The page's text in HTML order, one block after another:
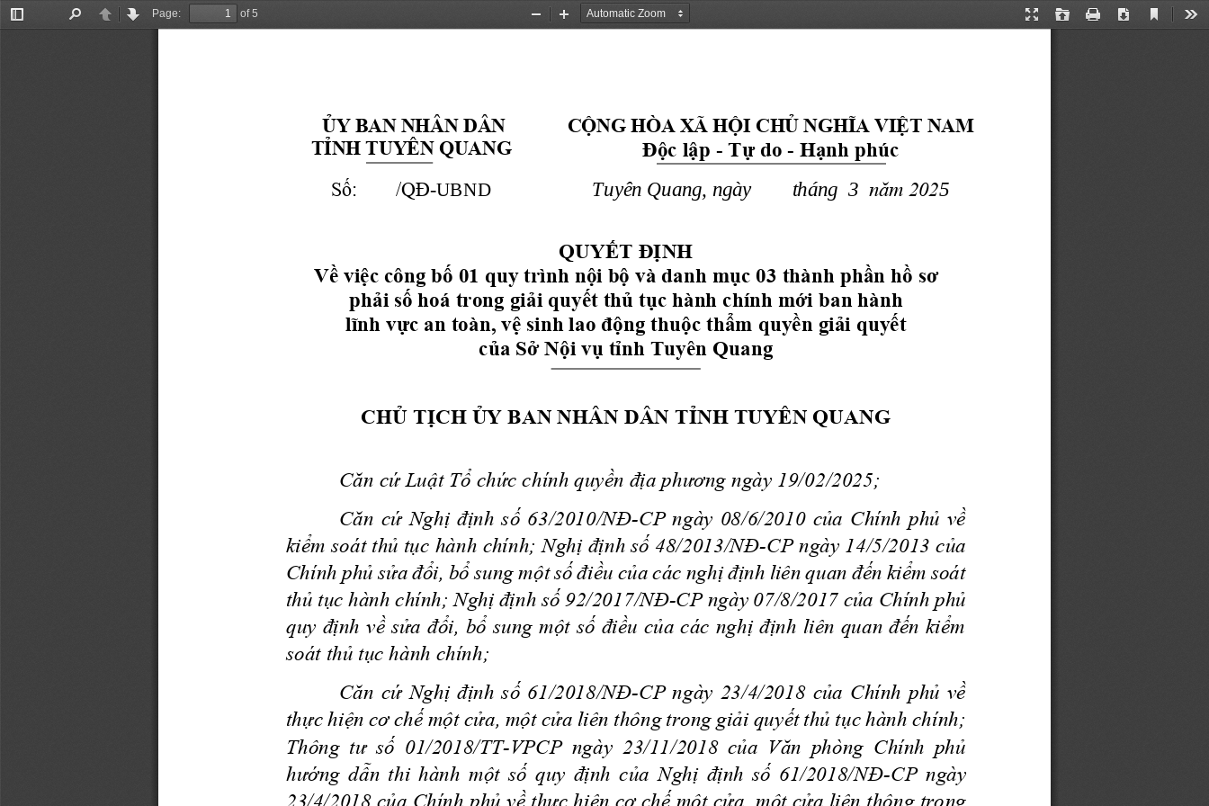
Toggle
PreviousNext
Page:
of 5
Presentation
Open Print Download
Current
Zoom
Zoom
ỦY BAN NHÂN DÂN
TỈNH TUYÊN QUANG
CỘNG HÒA XÃ HỘI CHỦ NGHĨA VIỆT NAM
Độc lập - Tự do - Hạnh phúc
Số:        /QĐ-UBND Tuyên Quang, ngày        tháng 3 năm 2025
QUYẾT ĐỊNH
Về việc công bố 01 quy trình nội bộ và danh mục 03 thành phần hồ sơ
phải số hoá trong giải quyết thủ tục hành chính mới ban hành
lĩnh vực an toàn, vệ sinh lao động thuộc thẩm quyền giải quyết
của Sở Nội vụ tỉnh Tuyên Quang
CHỦ TỊCH ỦY BAN NHÂN DÂN TỈNH TUYÊN QUANG
Căn cứ Luật Tổ chức chính quyền địa phương ngày 19/02/2025;
Căn cứ Nghị định số 63/2010/NĐ-CP ngày 08/6/2010 của Chính phủ về
kiểm soát thủ tục hành chính; Nghị định số 48/2013/NĐ-CP ngày 14/5/2013 của
Chính phủ sửa đổi, bổ sung một số điều của các nghị định liên quan đến kiểm soát
thủ tục hành chính; Nghị định số 92/2017/NĐ-CP ngày 07/8/2017 của Chính phủ
quy định về sửa đổi, bổ sung một số điều của các nghị định liên quan đến kiểm
soát thủ tục hành chính;
Căn cứ Nghị định số 61/2018/NĐ-CP ngày 23/4/2018 của Chính phủ về
thực hiện cơ chế một cửa, một cửa liên thông trong giải quyết thủ tục hành chính;
Thông  tư  số  01/2018/TT-VPCP  ngày  23/11/2018  của  Văn  phòng  Chính  phủ
hướng dẫn thi hành một số quy định của Nghị định số 61/2018/NĐ-CP  ngày
23/4/2018 của Chính phủ về thực hiện cơ chế một cửa, một cửa liên thông trong